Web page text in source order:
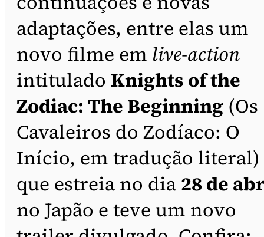
adaptações, entre elas um
novo filme em live-action
intitulado Knights of the
Zodiac: The Beginning (Os
Cavaleiros do Zodíaco: O
Início, em tradução literal)
que estreia no dia 28 de
no Japão e teve um novo